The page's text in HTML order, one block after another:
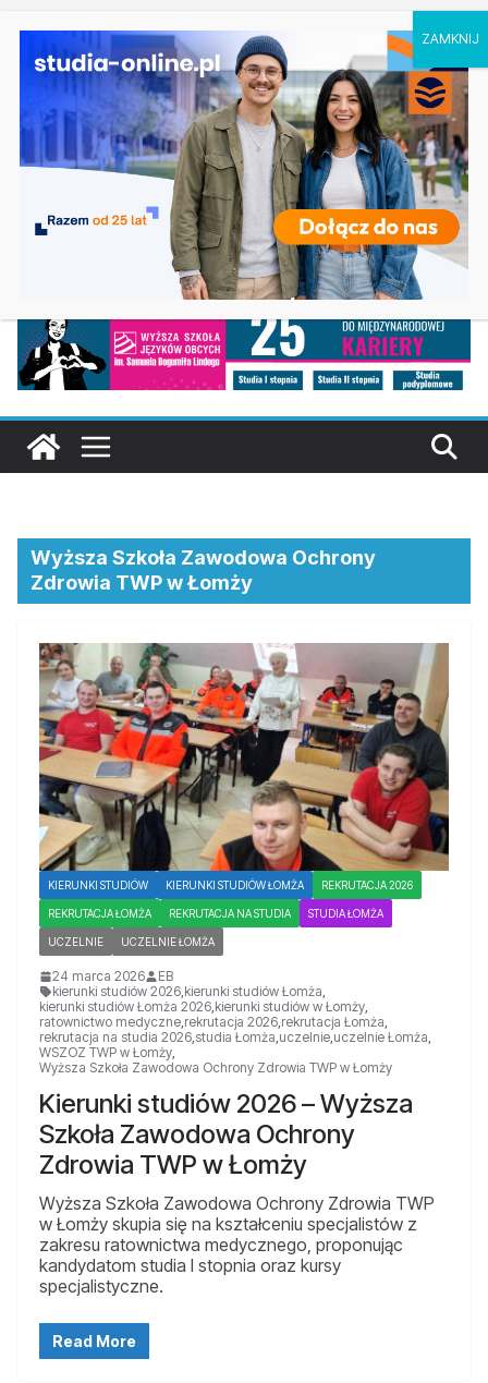
Ostatnie
wpisy:
Biologia w Rzeszowie
Filologia słowiańska w Krakowie
Studia historyczne w Łodzi
Analityka biznesowa i Data Science – Collegium
Da Vinci w Poznaniu
Chemia w Opolu
Wyższa Szkoła Zawodowa Ochrony
Zdrowia TWP w Łomży
KIERUNKI STUDIÓW KIERUNKI STUDIÓW ŁOMŻA REKRUTACJA 2026
REKRUTACJA ŁOMŻA REKRUTACJA NA STUDIA STUDIA ŁOMŻA
UCZELNIE UCZELNIE ŁOMŻA
24 marca 2026
EB
kierunki studiów 2026,kierunki studiów Łomża,
kierunki studiów Łomża 2026,kierunki studiów w Łomży,
ratownictwo medyczne,rekrutacja 2026,rekrutacja Łomża,
rekrutacja na studia 2026,studia Łomża,uczelnie,uczelnie Łomża,
WSZOZ TWP w Łomży,
Wyższa Szkoła Zawodowa Ochrony Zdrowia TWP w Łomży
Kierunki studiów 2026 – Wyższa
Szkoła Zawodowa Ochrony
Zdrowia TWP w Łomży
Wyższa Szkoła Zawodowa Ochrony Zdrowia TWP
w Łomży skupia się na kształceniu specjalistów z
zakresu ratownictwa medycznego, proponując
kandydatom studia I stopnia oraz kursy
specjalistyczne.
Read More